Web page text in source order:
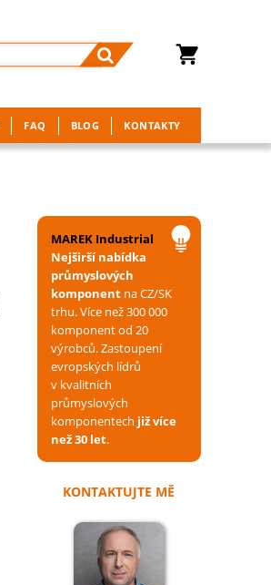
FAQ BLOG KONTAKTY
MAREK Industrial
Nejširší nabídka
průmyslových
komponentna CZ/SK
trhu. Více než 300 000
komponent od 20
výrobců. Zastoupení
evropských lídrů
v kvalitních
průmyslových
komponentech již více
než 30 let.
KONTAKTUJTE MĚ